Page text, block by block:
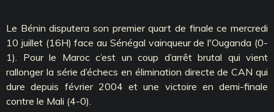
Le Bénin disputera son premier quart de finale ce mercredi
10 juillet (16H) face au Sénégal vainqueur de l'Ouganda (0-
1). Pour le Maroc c’est un coup d’arrêt brutal qui vient
rallonger la série d’échecs en élimination directe de CAN qui
dure depuis février 2004 et une victoire en demi-finale
contre le Mali (4-0).